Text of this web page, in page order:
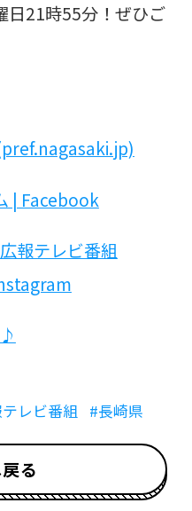
日21時55分！ ぜひご
| Facebook
報テレビ番組
レビ番組 #長崎県
る